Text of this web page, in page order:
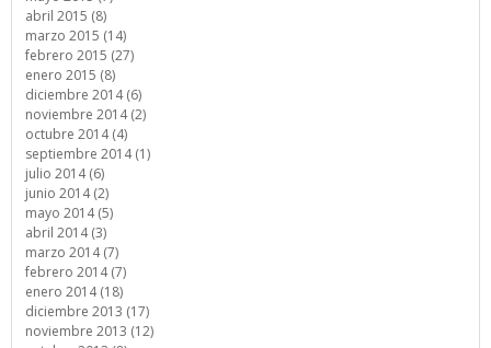
abril 2015 (8)
marzo 2015 (14)
febrero 2015 (27)
enero 2015 (8)
diciembre 2014 (6)
noviembre 2014 (2)
octubre 2014 (4)
septiembre 2014 (1)
julio 2014 (6)
junio 2014 (2)
mayo 2014 (5)
abril 2014 (3)
marzo 2014 (7)
febrero 2014 (7)
enero 2014 (18)
diciembre 2013 (17)
noviembre 2013 (12)